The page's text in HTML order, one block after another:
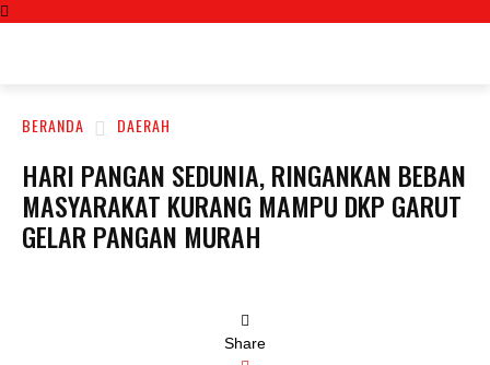
BERANDA DAERAH
HARI PANGAN SEDUNIA, RINGANKAN BEBAN
MASYARAKAT KURANG MAMPU DKP GARUT
GELAR PANGAN MURAH
Share